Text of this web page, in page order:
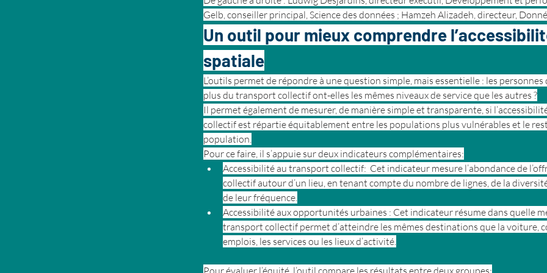
Gelb, conseiller principal, Science des données ; Hamzeh Alizadeh, directeur,
Un outil pour mieux comprendre
spatiale
L’outils permet de répondre à une question simple, mais essentielle : les
plus du transport collectif ont-elles les mêmes niveaux de service que les autres ?
Il permet également de mesurer, de manière simple et transparente, si
collectif est répartie équitablement entre les populations plus vulnérables et le
population.
Pour ce faire, il s’appuie sur deux indicateurs complémentaires:
Accessibilité au transport collectif:  Cet indicateur mesure l’abondance de
collectif autour d’un lieu, en tenant compte du nombre de lignes, de la
de leur fréquence.
Accessibilité aux opportunités urbaines : Cet indicateur résume dans quelle
transport collectif permet d’atteindre les mêmes destinations que la voiture,
emplois, les services ou les lieux d’activité.
Pour évaluer l’équité, l’outil compare les résultats entre deux groupes: